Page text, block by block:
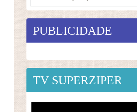
PUBLICIDADE
TV SUPERZIPER